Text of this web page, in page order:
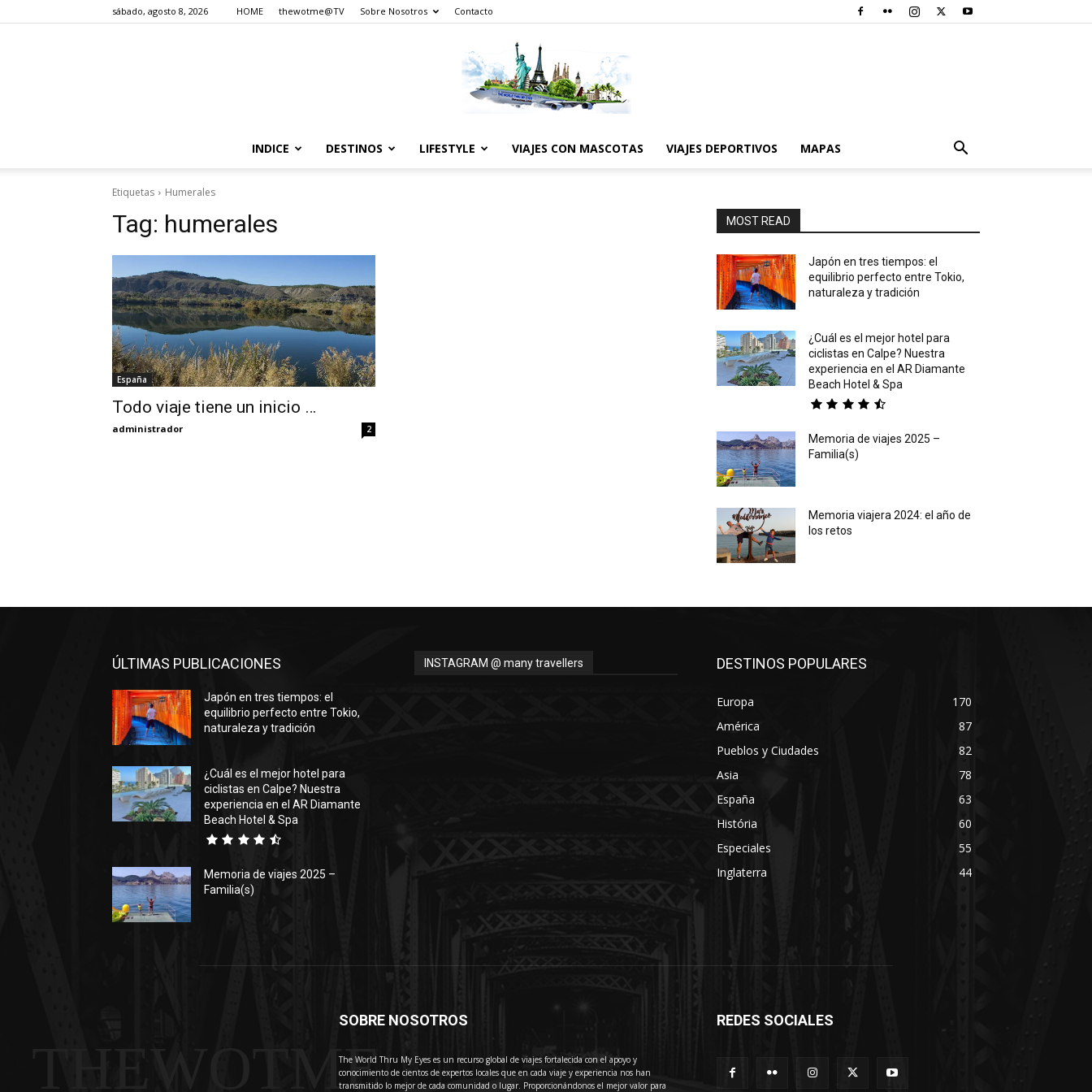
sábado, agosto 8, 2026 HOME thewotme@TV Sobre Nosotros Contacto
INDICE DESTINOS LIFESTYLE VIAJES CON MASCOTAS VIAJES DEPORTIVOS MAPAS
Etiquetas Humerales
Tag: humerales
España
Todo viaje tiene un inicio …
administrador 2
MOST READ
Japón en tres tiempos: el
equilibrio perfecto entre Tokio,
naturaleza y tradición
¿Cuál es el mejor hotel para
ciclistas en Calpe? Nuestra
experiencia en el AR Diamante
Beach Hotel & Spa
Memoria de viajes 2025 –
Familia(s)
Memoria viajera 2024: el año de
los retos
ÚLTIMAS PUBLICACIONES
Japón en tres tiempos: el
equilibrio perfecto entre Tokio,
naturaleza y tradición
¿Cuál es el mejor hotel para
ciclistas en Calpe? Nuestra
experiencia en el AR Diamante
Beach Hotel & Spa
Memoria de viajes 2025 –
Familia(s)
INSTAGRAM @ many travellers DESTINOS POPULARES
Europa
170
América
87
Pueblos y Ciudades
82
Asia
78
España
63
História
60
Especiales
55
Inglaterra
44
THEWOTME
SOBRE NOSOTROS
The World Thru My Eyes es un recurso global de viajes fortalecida con el apoyo y
conocimiento de cientos de expertos locales que en cada viaje y experiencia nos han
transmitido lo mejor de cada comunidad o lugar. Proporcionándonos el mejor valor para
REDES SOCIALES